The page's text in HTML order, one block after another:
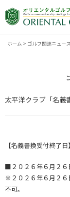
ホーム > ゴルフ関連ニュース
太平洋クラブ「名義
【名義書換受付終了日】
■２０２６年６月２６
※２０２６年６月２６
不可。